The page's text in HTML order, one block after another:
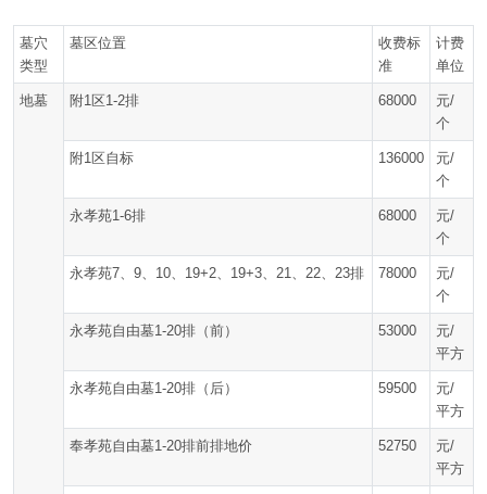
墓穴
类型
墓区位置
收费标
准
计费
单位
地墓 附1区1-2排 68000
元/
个
附1区自标 136000
元/
个
永孝苑1-6排 68000
元/
个
永孝苑7、9、10、19+2、19+3、21、22、23排 78000
元/
个
永孝苑自由墓1-20排（前） 53000
元/
平方
永孝苑自由墓1-20排（后） 59500
元/
平方
奉孝苑自由墓1-20排前排地价 52750
元/
平方